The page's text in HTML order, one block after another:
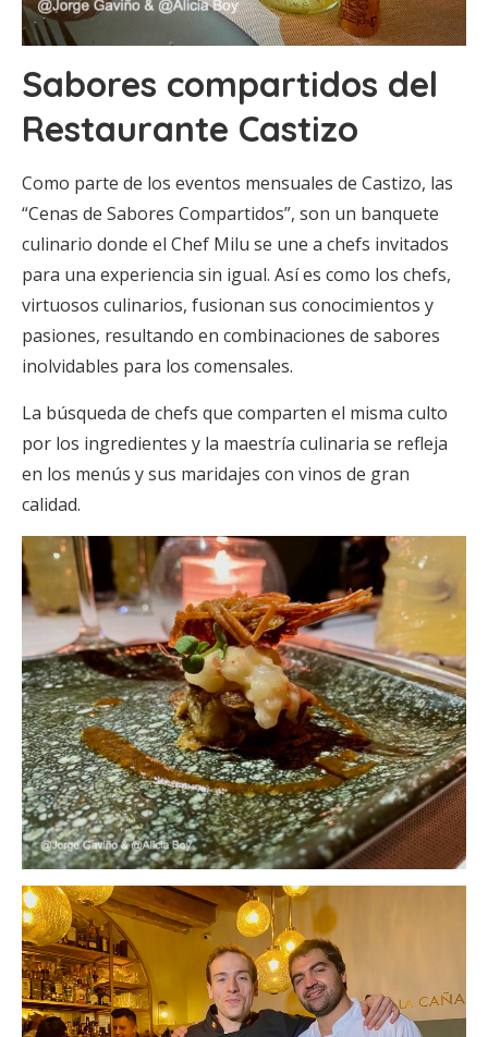
Sabores compartidos del
Restaurante Castizo
Como parte de los eventos mensuales de Castizo, las
“Cenas de Sabores Compartidos”, son un banquete
culinario donde el Chef Milu se une a chefs invitados
para una experiencia sin igual. Así es como los chefs,
virtuosos culinarios, fusionan sus conocimientos y
pasiones, resultando en combinaciones de sabores
inolvidables para los comensales.
La búsqueda de chefs que comparten el misma culto
por los ingredientes y la maestría culinaria se refleja
en los menús y sus maridajes con vinos de gran
calidad.